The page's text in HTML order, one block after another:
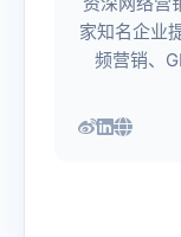
家知名企业
频营销、